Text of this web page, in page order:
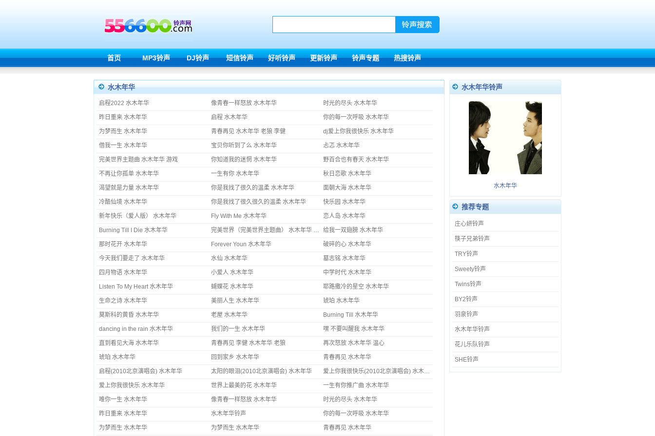
首页 MP3铃声 DJ铃声 短信铃声 好听铃声 更新铃声 铃声专题 热搜铃声
水木年华
启程2022 水木年华 像青春一样怒放 水木年华 时光的尽头 水木年华
昨日重来 水木年华 启程 水木年华 你的每一次呼吸 水木年华
为梦而生 水木年华 青春再见 水木年华 老狼 李健 dj爱上你我很快乐 水木年华
借我一生 水木年华 宝贝你听到了么 水木年华 忐忑 水木年华
完美世界主题曲 水木年华 游戏 你知道我的迷惘 水木年华 野百合也有春天 水木年华
不再让你孤单 水木年华 一生有你 水木年华 秋日恋歌 水木年华
渴望就是力量 水木年华 你是我找了很久的温柔 水木年华 面朝大海 水木年华
冷酷仙境 水木年华 你是我找了很久很久的温柔 水木年华 快乐园 水木年华
新年快乐（爱人版） 水木年华 Fly With Me 水木年华 恋人岛 水木年华
Burning Till I Die 水木年华 完美世界（完美世界主题曲） 水木年华 网游 给我一双翅膀 水木年华
那时花开 水木年华 Forever Youn 水木年华 破碎的心 水木年华
今天我们要走了 水木年华 水仙 水木年华 墓志铭 水木年华
四月物语 水木年华 小爱人 水木年华 中学时代 水木年华
Listen To My Heart 水木年华 蝴蝶花 水木年华 耶路撒冷的星空 水木年华
生命之诗 水木年华 美丽人生 水木年华 琥珀 水木年华
莫斯科的黄昏 水木年华 老屋 水木年华 Burning Till 水木年华
dancing in the rain 水木年华 我们的一生 水木年华 嘿 不要叫醒我 水木年华
直到看见大海 水木年华 青春再见 李健 水木年华 老狼 再次怒放 水木年华 温心
琥珀 水木年华 回到家乡 水木年华 青春再见 水木年华
启程(2010北京演唱会) 水木年华 太阳的眼泪(2010北京演唱会) 水木年华 爱上你我很快乐(2010北京演唱会) 水木年华
爱上你我很快乐 水木年华 世界上最美的花 水木年华 一生有你推广曲 水木年华
唯你一生 水木年华 像青春一样怒放 水木年华 时光的尽头 水木年华
昨日重来 水木年华 水木年华铃声 你的每一次呼吸 水木年华
为梦而生 水木年华 为梦而生 水木年华 青春再见 水木年华
水木年华铃声
水木年华
推荐专题
庄心妍铃声
筷子兄弟铃声
TRY铃声
Sweety铃声
Twins铃声
BY2铃声
羽泉铃声
水木年华铃声
花儿乐队铃声
SHE铃声